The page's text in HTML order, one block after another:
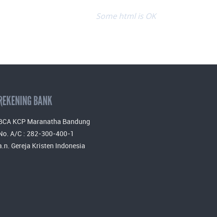
Some html is OK
BANK
KCP Maranatha Bandung
A/C : 282-300-400-1
Gereja Kristen Indonesia